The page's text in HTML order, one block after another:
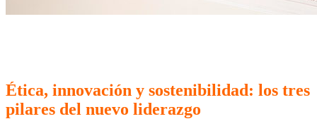
Ética, innovación y sostenibilidad: los tres
pilares del nuevo liderazgo